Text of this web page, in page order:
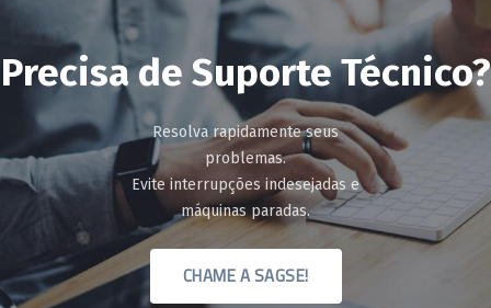
Precisade SuporteTécnico?
Resolva rapidamente seus
problemas.
Evite interrupções indesejadas e
máquinas paradas.
CHAME A SAGSE!